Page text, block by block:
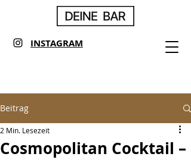
INSTAGRAM
Beitrag
Cosmopolitan Cocktail –
2 Min. Lesezeit